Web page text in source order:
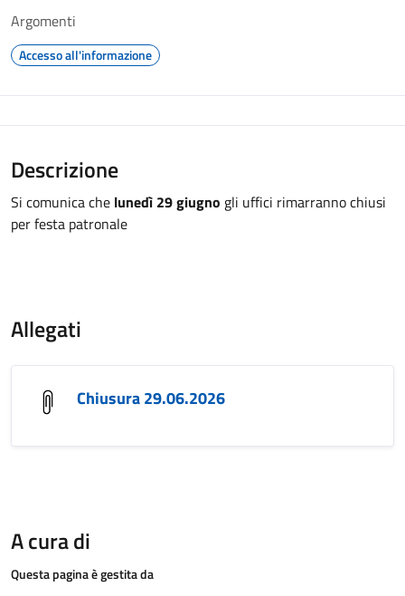
Argomenti
Accesso all'informazione
Descrizione
Si comunica che lunedì 29 giugno gli uffici rimarranno chiusi
per festa patronale
Allegati
Chiusura 29.06.2026
A cura di
Questa pagina è gestita da